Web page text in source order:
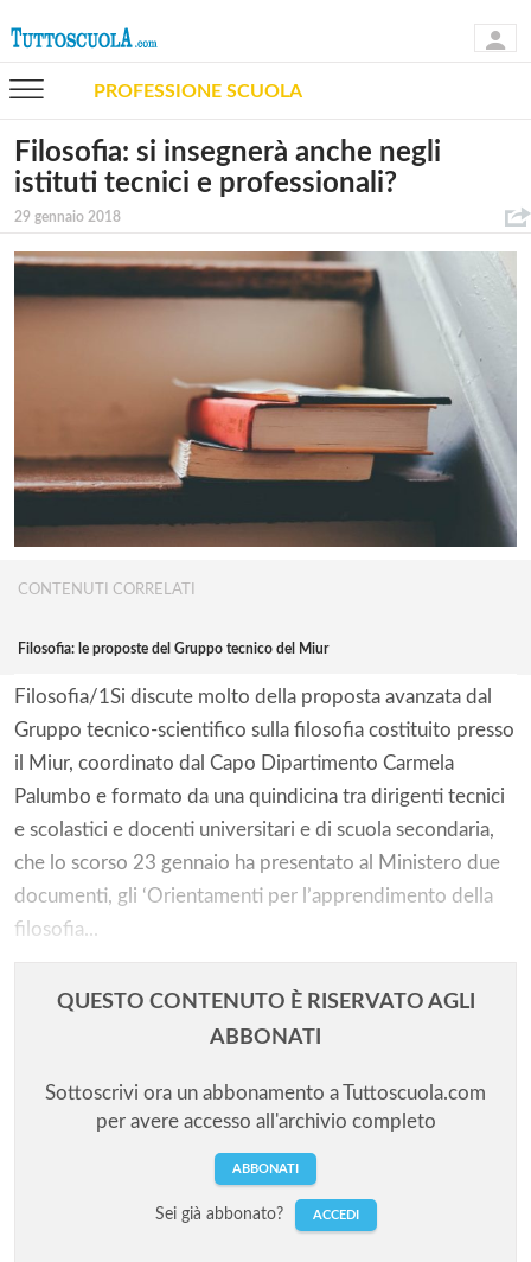
PROFESSIONE SCUOLA
Filosofia: si insegnerà anche negli
istituti tecnici e professionali?
29 gennaio 2018
CONTENUTI CORRELATI
Filosofia: le proposte del Gruppo tecnico del Miur
Filosofia/1Si discute molto della proposta avanzata dal
Gruppo tecnico-scientifico sulla filosofia costituito presso
il Miur, coordinato dal Capo Dipartimento Carmela
Palumbo e formato da una quindicina tra dirigenti tecnici
e scolastici e docenti universitari e di scuola secondaria,
che lo scorso 23 gennaio ha presentato al Ministero due
documenti, gli ‘Orientamenti per l’apprendimento della
filosofia...
QUESTO CONTENUTO È RISERVATO AGLI
ABBONATI
Sottoscrivi ora un abbonamento a Tuttoscuola.com
per avere accesso all'archivio completo
ABBONATI
Sei già abbonato? ACCEDI